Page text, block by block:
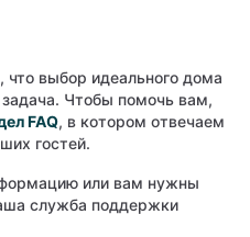
выбор идеального дома
Чтобы помочь вам,
FAQ, в котором отвечаем
гостей.
или вам нужны
служба поддержки